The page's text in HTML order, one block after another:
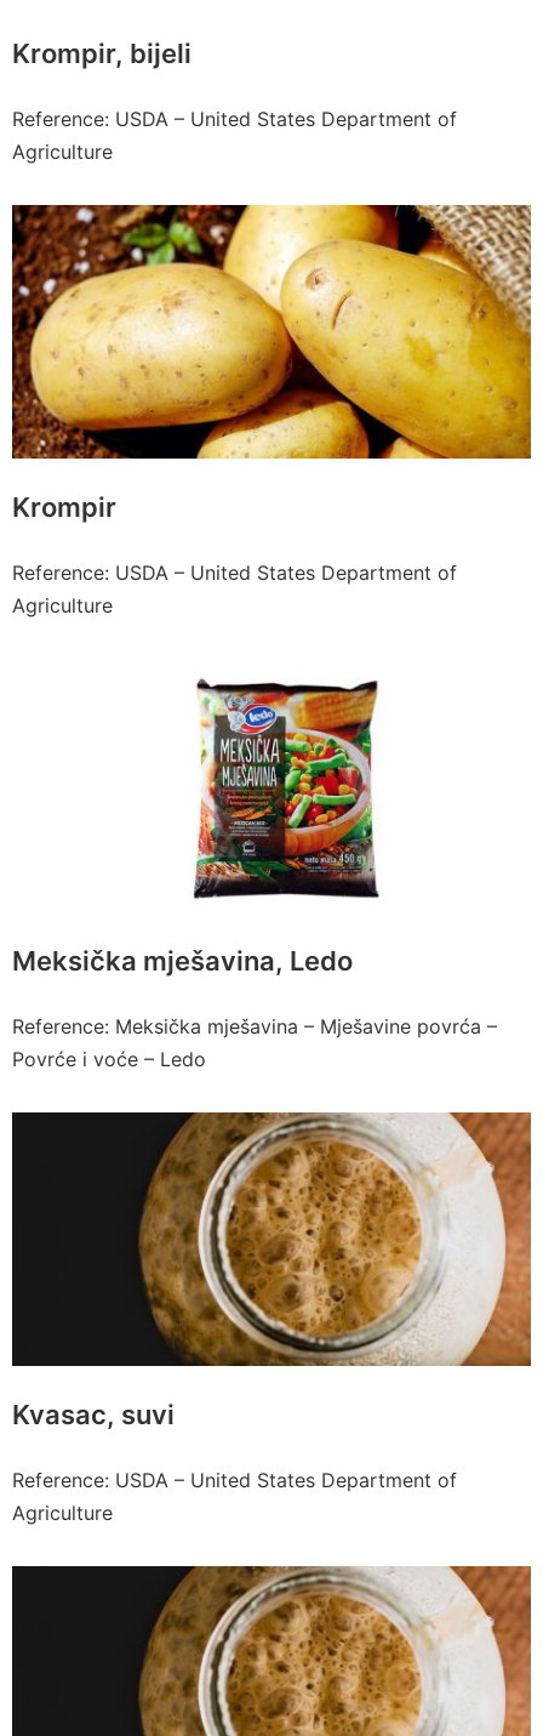
Krompir, bijeli
Reference: USDA – United States Department of
Agriculture
Krompir
Reference: USDA – United States Department of
Agriculture
Meksička mješavina, Ledo
Reference: Meksička mješavina – Mješavine povrća –
Povrće i voće – Ledo
Kvasac, suvi
Reference: USDA – United States Department of
Agriculture